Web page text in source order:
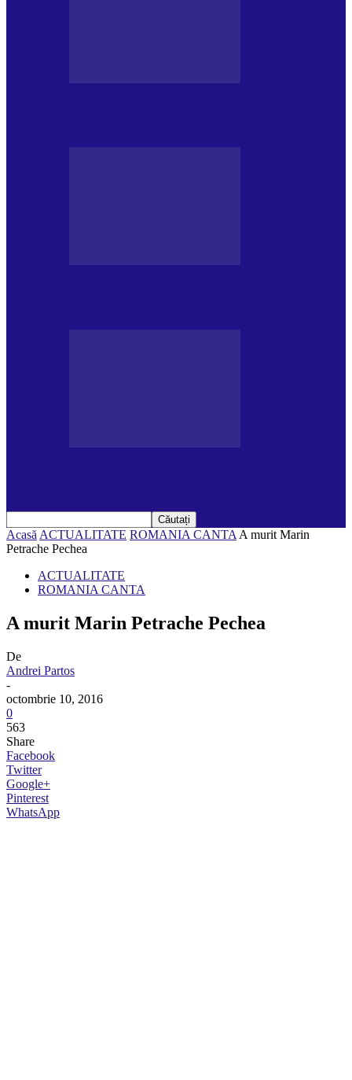
Acasă ACTUALITATE ROMANIA CANTA A murit Marin
Petrache Pechea
ACTUALITATE
ROMANIA CANTA
A murit Marin Petrache Pechea
De
Andrei Partos
-
octombrie 10, 2016
0
563
Share
Facebook
Twitter
Google+
Pinterest
WhatsApp